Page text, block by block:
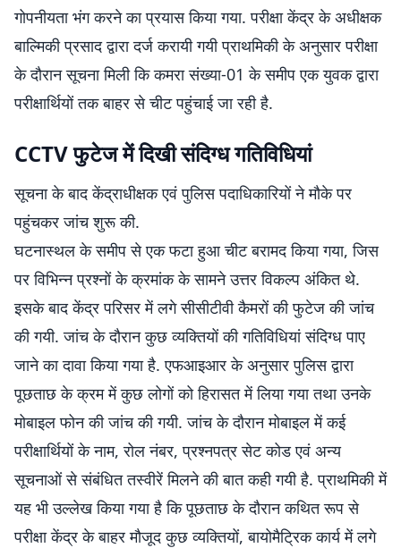
गोपनीयता भंग करने का प्रयास किया गया. परीक्षा केंद्र के अधीक्षक
बाल्मिकी प्रसाद द्वारा दर्ज करायी गयी प्राथमिकी के अनुसार परीक्षा
के दौरान सूचना मिली कि कमरा संख्या-01 के समीप एक युवक द्वारा
परीक्षार्थियों तक बाहर से चीट पहुंचाई जा रही है.
CCTV फुटेज में दिखी संदिग्ध गतिविधियां
सूचना के बाद केंद्राधीक्षक एवं पुलिस पदाधिकारियों ने मौके पर
पहुंचकर जांच शुरू की.
घटनास्थल के समीप से एक फटा हुआ चीट बरामद किया गया, जिस
पर विभिन्न प्रश्नों के क्रमांक के सामने उत्तर विकल्प अंकित थे.
इसके बाद केंद्र परिसर में लगे सीसीटीवी कैमरों की फुटेज की जांच
की गयी. जांच के दौरान कुछ व्यक्तियों की गतिविधियां संदिग्ध पाए
जाने का दावा किया गया है. एफआइआर के अनुसार पुलिस द्वारा
पूछताछ के क्रम में कुछ लोगों को हिरासत में लिया गया तथा उनके
मोबाइल फोन की जांच की गयी. जांच के दौरान मोबाइल में कई
परीक्षार्थियों के नाम, रोल नंबर, प्रश्नपत्र सेट कोड एवं अन्य
सूचनाओं से संबंधित तस्वीरें मिलने की बात कही गयी है. प्राथमिकी में
यह भी उल्लेख किया गया है कि पूछताछ के दौरान कथित रूप से
परीक्षा केंद्र के बाहर मौजूद कुछ व्यक्तियों, बायोमैट्रिक कार्य में लगे